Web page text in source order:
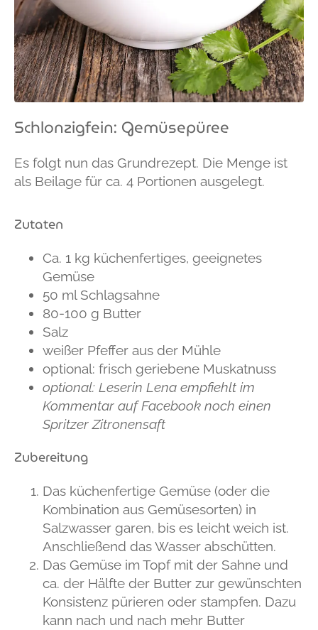
Schlonzigfein: Gemüsepüree
Es folgt nun das Grundrezept. Die Menge ist
als Beilage für ca. 4 Portionen ausgelegt.
Zutaten
Ca. 1 kg küchenfertiges, geeignetes
Gemüse
50 ml Schlagsahne
80-100 g Butter
Salz
weißer Pfeffer aus der Mühle
optional: frisch geriebene Muskatnuss
optional: Leserin Lena empfiehlt im
Kommentar auf Facebook noch einen
Spritzer Zitronensaft
Zubereitung
Das küchenfertige Gemüse (oder die
Kombination aus Gemüsesorten) in
Salzwasser garen, bis es leicht weich ist.
Anschließend das Wasser abschütten.
Das Gemüse im Topf mit der Sahne und
ca. der Hälfte der Butter zur gewünschten
Konsistenz pürieren oder stampfen. Dazu
kann nach und nach mehr Butter